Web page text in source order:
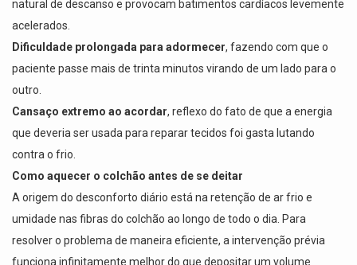
natural de descanso e provocam batimentos cardíacos levemente
acelerados.
Dificuldade prolongada para adormecer, fazendo com que o
paciente passe mais de trinta minutos virando de um lado para o
outro.
Cansaço extremo ao acordar, reflexo do fato de que a energia
que deveria ser usada para reparar tecidos foi gasta lutando
contra o frio.
Como aquecer o colchão antes de se deitar
A origem do desconforto diário está na retenção de ar frio e
umidade nas fibras do colchão ao longo de todo o dia. Para
resolver o problema de maneira eficiente, a intervenção prévia
funciona infinitamente melhor do que depositar um volume